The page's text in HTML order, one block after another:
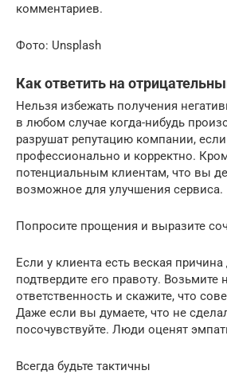
комментариев.
Фото: Unsplash
Как ответить на
Нельзя избежать получения
в любом случае когда-нибудь
разрушат репутацию компании,
профессионально и корректно.
потенциальным клиентам, что вы
возможное для улучшения сервиса.
Попросите прощения и выразите
Если у клиента есть веская
подтвердите его правоту. Возьмите
ответственность и скажите, что
Даже если вы думаете, что не
посочувствуйте. Люди оценят
Всегда будьте тактичны